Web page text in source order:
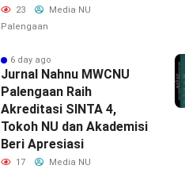
23
Media NU
Palengaan
6 day ago
Jurnal Nahnu MWCNU
Palengaan Raih
Akreditasi SINTA 4,
Tokoh NU dan Akademisi
Beri Apresiasi
17
Media NU